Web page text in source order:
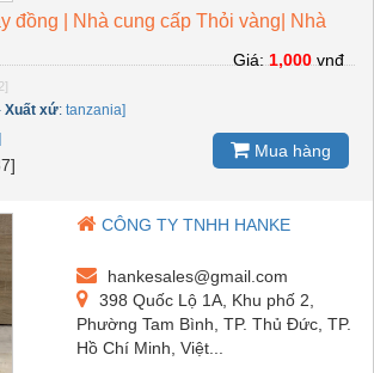
đồng | Nhà cung cấp Thỏi vàng| Nhà
Xuất xứ: tanzania]
Giá: 1,000 vnđ
Mua hàng
CÔNG TY TNHH HANKE
hankesales@gmail.com
398 Quốc Lộ 1A, Khu phố 2,
Phường Tam Bình, TP. Thủ Đức, TP.
Hồ Chí Minh, Việt...